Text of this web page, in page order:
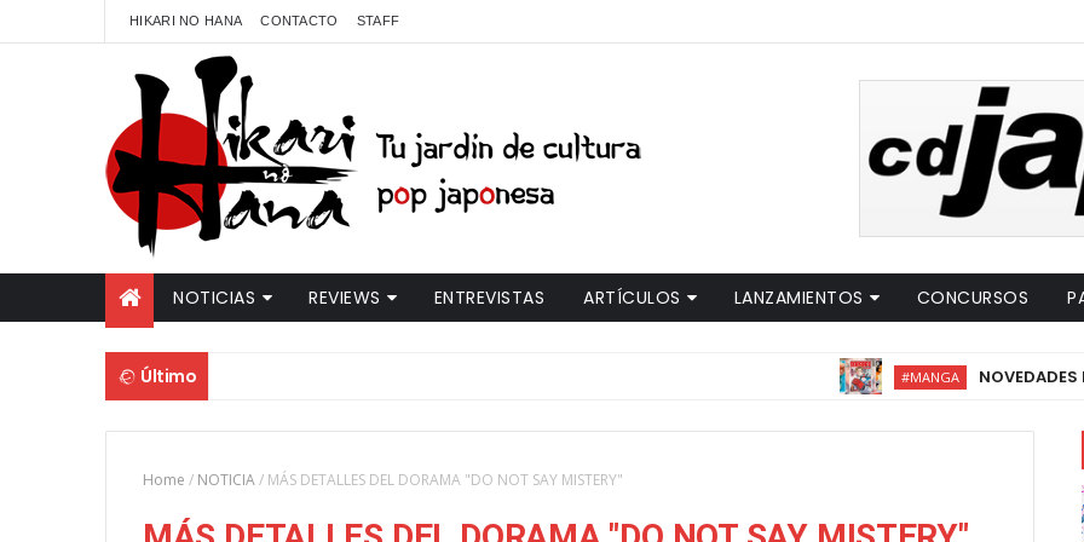
HIKARI NO HANA CONTACTO STAFF
NOTICIAS REVIEWS ENTREVISTAS ARTÍCULOS LANZAMIENTOS CONCURSOS
Último #MANGA NOVEDADES MILKY WAY
Home / NOTICIA/ MÁS DETALLES DEL DORAMA "DO NOT SAY MISTERY"